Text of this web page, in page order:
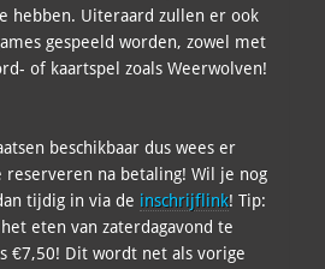
hebben. Uiteraard zullen er ook
gespeeld worden, zowel met
of kaartspel zoals Weerwolven!
beschikbaar dus wees er
na betaling! Wil je nog
tijdig in via de inschrijflink! Tip:
eten van zaterdagavond te
€7,50! Dit wordt net als vorige